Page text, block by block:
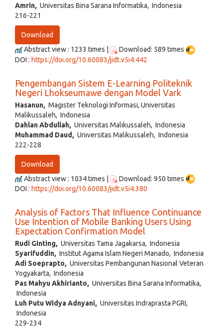
Amrin, Universitas Bina Sarana Informatika, Indonesia
216-221
Download
Abstract view : 1233 times |
Download: 589 times
DOI : https://doi.org/10.60083/jidt.v5i4.442
Pengembangan Sistem E-Learning Politeknik
Negeri Lhokseumawe dengan Model Vark
Hasanun, Magister Teknologi Informasi, Universitas
Malikussaleh, Indonesia
Dahlan Abdullah, Universitas Malikussaleh, Indonesia
Muhammad Daud, Universitas Malikussaleh, Indonesia
222-228
Download
Abstract view : 1034 times |
Download: 950 times
DOI : https://doi.org/10.60083/jidt.v5i4.380
Analysis of Factors That Influence Continuance
Use Intention of Mobile Banking Users Using
Expectation Confirmation Model
Rudi Ginting, Universitas Tama Jagakarsa, Indonesia
Syarifuddin, Institut Agama Islam Negeri Manado, Indonesia
Adi Soeprapto, Universitas Pembangunan Nasional Veteran
Yogyakarta, Indonesia
Pas Mahyu Akhirianto, Universitas Bina Sarana Informatika,
Indonesia
Luh Putu Widya Adnyani, Universitas Indraprasta PGRI,
Indonesia
229-234